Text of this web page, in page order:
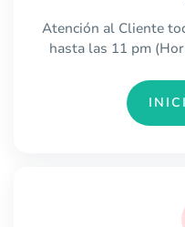
Atención al Cliente
hasta las 11 pm